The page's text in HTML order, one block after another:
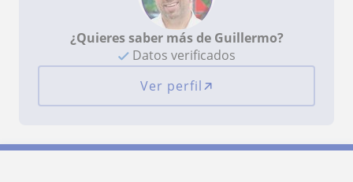
¿Quieres saber más de Guillermo?
Datos verificados
Ver perfil